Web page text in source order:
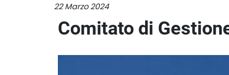
22 Marzo 2024
Comitato di